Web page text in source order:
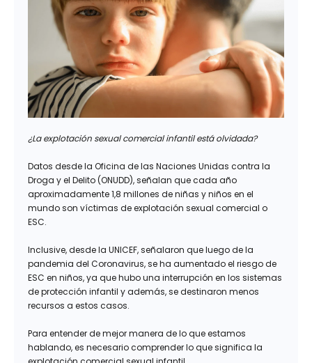
¿La explotación sexual comercial infantil está olvidada?
Datos desde la Oficina de las Naciones Unidas contra la
Droga y el Delito (ONUDD), señalan que cada año
aproximadamente 1,8 millones de niñas y niños en el
mundo son víctimas de explotación sexual comercial o
ESC.
Inclusive, desde la UNICEF, señalaron que luego de la
pandemia del Coronavirus, se ha aumentado el riesgo de
ESC en niños, ya que hubo una interrupción en los sistemas
de protección infantil y además, se destinaron menos
recursos a estos casos.
Para entender de mejor manera de lo que estamos
hablando, es necesario comprender lo que significa la